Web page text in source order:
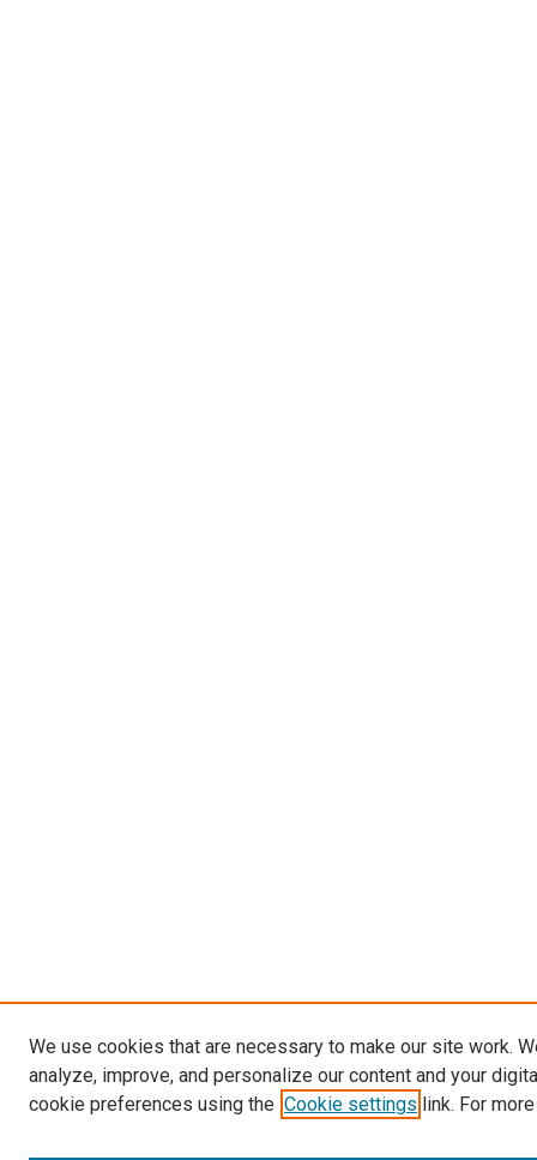
We use cookies that are necessary to make our site work.
analyze, improve, and personalize our content and your
cookie preferences using the Cookie settings link. For